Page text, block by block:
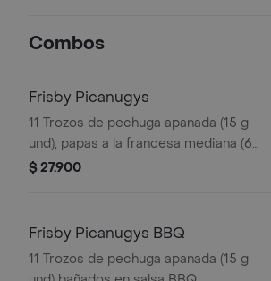
Combos
Frisby Picanugys
11 Trozos de pechuga apanada (15 g
und), papas a la francesa mediana (60
g), ensalada de repollo personal (145
$ 27.900
Frisby Picanugys BBQ
11 Trozos de pechuga apanada (15 g